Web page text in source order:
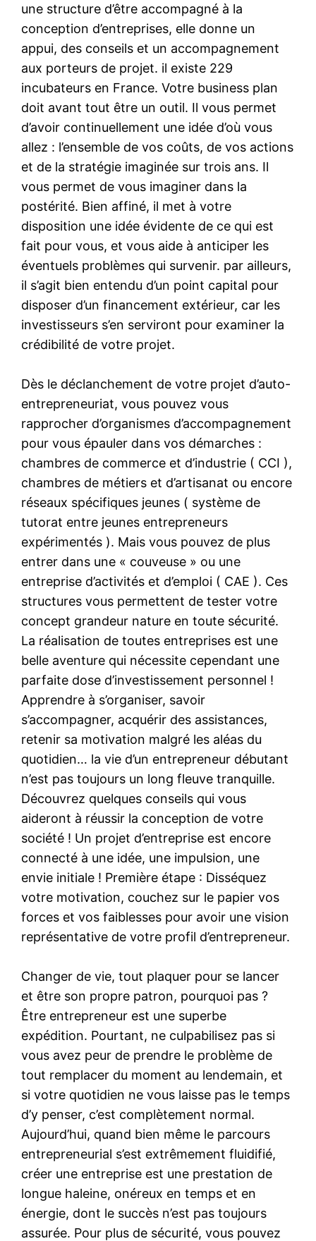
une structure d’être accompagné à la
conception d’entreprises, elle donne un
appui, des conseils et un accompagnement
aux porteurs de projet. il existe 229
incubateurs en France. Votre business plan
doit avant tout être un outil. Il vous permet
d’avoir continuellement une idée d’où vous
allez : l’ensemble de vos coûts, de vos actions
et de la stratégie imaginée sur trois ans. Il
vous permet de vous imaginer dans la
postérité. Bien affiné, il met à votre
disposition une idée évidente de ce qui est
fait pour vous, et vous aide à anticiper les
éventuels problèmes qui survenir. par ailleurs,
il s’agit bien entendu d’un point capital pour
disposer d’un financement extérieur, car les
investisseurs s’en serviront pour examiner la
crédibilité de votre projet.
Dès le déclanchement de votre projet d’auto-
entrepreneuriat, vous pouvez vous
rapprocher d’organismes d’accompagnement
pour vous épauler dans vos démarches :
chambres de commerce et d’industrie ( CCI ),
chambres de métiers et d’artisanat ou encore
réseaux spécifiques jeunes ( système de
tutorat entre jeunes entrepreneurs
expérimentés ). Mais vous pouvez de plus
entrer dans une « couveuse » ou une
entreprise d’activités et d’emploi ( CAE ). Ces
structures vous permettent de tester votre
concept grandeur nature en toute sécurité.
La réalisation de toutes entreprises est une
belle aventure qui nécessite cependant une
parfaite dose d’investissement personnel !
Apprendre à s’organiser, savoir
s’accompagner, acquérir des assistances,
retenir sa motivation malgré les aléas du
quotidien… la vie d’un entrepreneur débutant
n’est pas toujours un long fleuve tranquille.
Découvrez quelques conseils qui vous
aideront à réussir la conception de votre
société ! Un projet d’entreprise est encore
connecté à une idée, une impulsion, une
envie initiale ! Première étape : Disséquez
votre motivation, couchez sur le papier vos
forces et vos faiblesses pour avoir une vision
représentative de votre profil d’entrepreneur.
Changer de vie, tout plaquer pour se lancer
et être son propre patron, pourquoi pas ?
Être entrepreneur est une superbe
expédition. Pourtant, ne culpabilisez pas si
vous avez peur de prendre le problème de
tout remplacer du moment au lendemain, et
si votre quotidien ne vous laisse pas le temps
d’y penser, c’est complètement normal.
Aujourd’hui, quand bien même le parcours
entrepreneurial s’est extrêmement fluidifié,
créer une entreprise est une prestation de
longue haleine, onéreux en temps et en
énergie, dont le succès n’est pas toujours
assurée. Pour plus de sécurité, vous pouvez